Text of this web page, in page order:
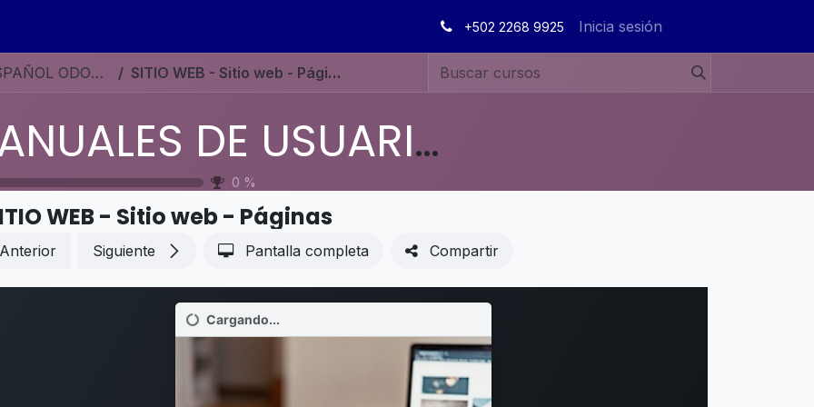
+502 2268 9925 Inicia sesión
MANUALES DE USUARIO EN ESPAÑOL ODOO 19 SITIO WEB - Sitio web - Páginas
MANUALES DE USUARIO EN ESPAÑOL ODOO 19
0 %
WEB - Sitio web - Páginas
Anterior Siguiente Pantalla completa Compartir